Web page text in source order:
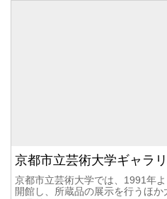
京都市立芸術大学ギャラ
京都市立芸術大学では、1991年
開館し、所蔵品の展示を行うほ